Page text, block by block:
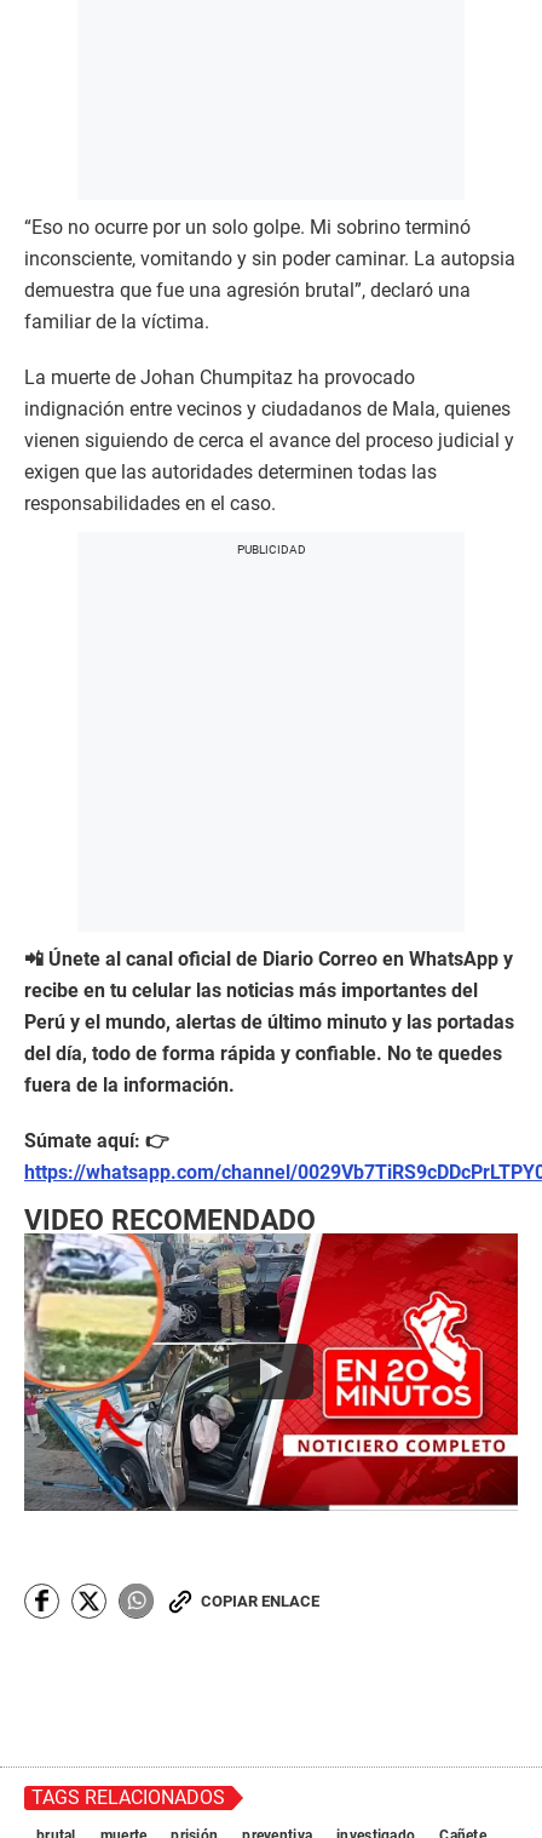
“Eso no ocurre por un solo golpe. Mi sobrino terminó
inconsciente, vomitando y sin poder caminar. La autopsia
demuestra que fue una agresión brutal”, declaró una
familiar de la víctima.
La muerte de Johan Chumpitaz ha provocado
indignación entre vecinos y ciudadanos de Mala, quienes
vienen siguiendo de cerca el avance del proceso judicial y
exigen que las autoridades determinen todas las
responsabilidades en el caso.
📲 Únete al canal oficial de Diario Correo en WhatsApp y
recibe en tu celular las noticias más importantes del
Perú y el mundo, alertas de último minuto y las portadas
del día, todo de forma rápida y confiable. No te quedes
fuera de la información.
Súmate aquí: 👉
https://whatsapp.com/channel/
VIDEO RECOMENDADO
COPIAR ENLACE
TAGS RELACIONADOS